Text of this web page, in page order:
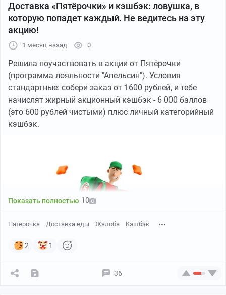
итоге: впустую потраченные личные деньги на дорогу,
потерянное рабочее время и сорванная смена для
Доставка «Пятёрочки» и кэшбэк: ловушка, в
которую попадет каждый. Не ведитесь на эту
акцию!
1 месяц назад 0
Решила поучаствовать в акции от Пятёрочки
(программа лояльности "Апельсин"). Условия
стандартные: собери заказ от 1600 рублей, и тебе
начислят жирный акционный кэшбэк - 6 000 баллов
(это 600 рублей чистыми) плюс личный категорийный
кэшбэк.
Показать полностью 10
Пятерочка Доставка еды Жалоба Кэшбэк
2 1
36